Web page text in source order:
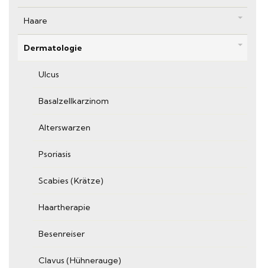
Haare
Dermatologie
Ulcus
Basalzellkarzinom
Alterswarzen
Psoriasis
Scabies (Krätze)
Haartherapie
Besenreiser
Clavus (Hühnerauge)